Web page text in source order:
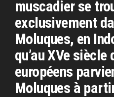
muscadier se
exclusivement
Moluques, en
qu’au XVe siècle
européens
Moluques à